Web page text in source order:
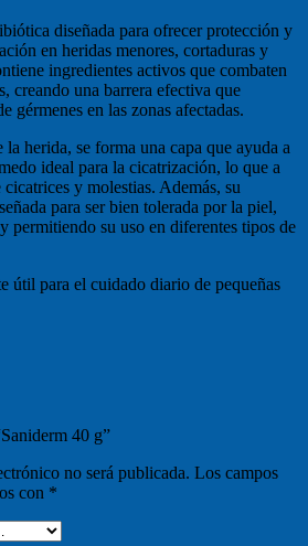
diseñada para ofrecer protección y
en heridas menores, cortaduras y
ingredientes activos que combaten
creando una barrera efectiva que
gérmenes en las zonas afectadas.
herida, se forma una capa que ayuda a
ideal para la cicatrización, lo que a
y molestias. Además, su
para ser bien tolerada por la piel,
permitiendo su uso en diferentes tipos de
útil para el cuidado diario de pequeñas
40 g”
no será publicada. Los campos
con *